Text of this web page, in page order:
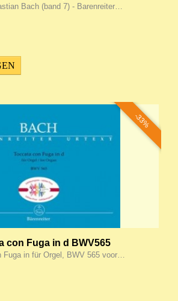
Bach (band 7) - Barenreiter…
-33%
con Fuga in d BWV565
Fuga in für Orgel, BWV 565 voor…